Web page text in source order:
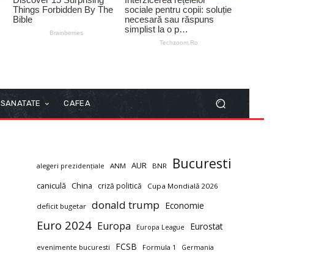
SANATATE CAFEA
alegeri prezidențiale ANM AUR BNR Bucuresti
caniculă China criză politică Cupa Mondială 2026
deficit bugetar donald trump Economie
Euro 2024 Europa Europa League Eurostat
evenimente bucuresti FCSB Formula 1 Germania